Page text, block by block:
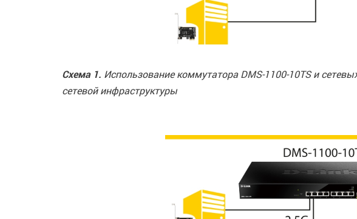
Схема 1. Использование коммутатора DMS-1100-10TS и
сетевой инфраструктуры